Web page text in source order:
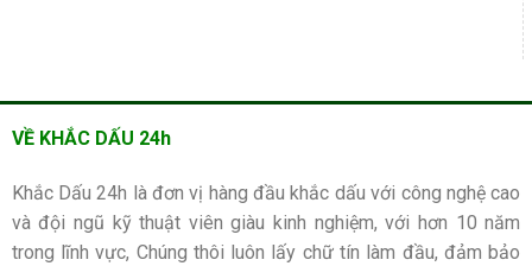
VỀ KHẮC DẤU 24h
Khắc Dấu 24h là đơn vị hàng đầu khắc dấu với công nghệ cao
và đội ngũ kỹ thuật viên giàu kinh nghiệm, với hơn 10 năm
trong lĩnh vực, Chúng thôi luôn lấy chữ tín làm đầu, đảm bảo